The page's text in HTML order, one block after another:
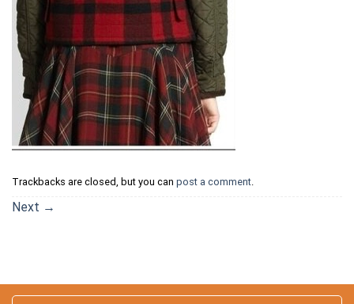
Trackbacks are closed, but you can post a comment.
Next →